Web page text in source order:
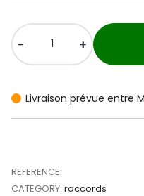
- +
Livraison prévue entre
REFERENCE:
CATEGORY: raccords